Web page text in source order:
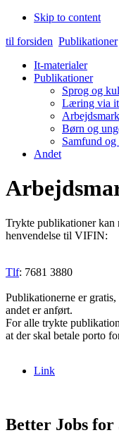
Skip to content
til forsiden Publikationer
It-materialer
Publikationer
Sprog og
Læring via it
Børn og
Samfund og
Andet
Trykte publikationer kan
henvendelse til VIFIN:
Tlf: 7681 3880
Publikationerne er
andet er anført.
For alle trykte
at der skal betale porto
Link
Better Jobs for